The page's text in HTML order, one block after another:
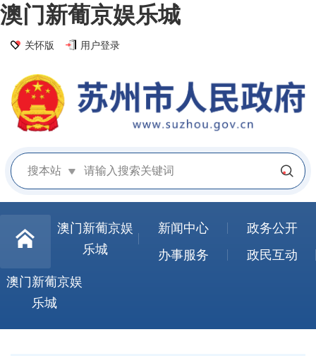
澳门新葡京娱乐城
关怀版 用户登录
搜本站
澳门新葡京娱
乐城
新闻中心
政务公开
办事服务
政民互动
澳门新葡京娱
乐城